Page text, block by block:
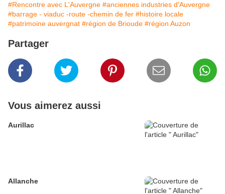
#Rencontre avec L'Auvergne #anciennes industries d'Auvergne
#barrage - viaduc -route -chemin de fer #histoire locale
#patrimoine auvergnat #région de Brioude #région Auzon
Partager
Vous aimerez aussi
Aurillac
Allanche